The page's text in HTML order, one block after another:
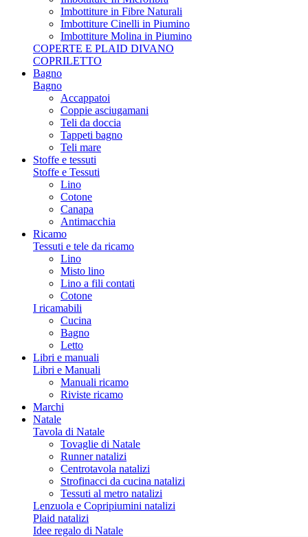
Imbottiture in Fibre Naturali
Imbottiture Cinelli in Piumino
Imbottiture Molina in Piumino
COPERTE E PLAID DIVANO
COPRILETTO
Bagno
Bagno
Accappatoi
Coppie asciugamani
Teli da doccia
Tappeti bagno
Teli mare
Stoffe e tessuti
Stoffe e Tessuti
Lino
Cotone
Canapa
Antimacchia
Ricamo
Tessuti e tele da ricamo
Lino
Misto lino
Lino a fili contati
Cotone
I ricamabili
Cucina
Bagno
Letto
Libri e manuali
Libri e Manuali
Manuali ricamo
Riviste ricamo
Marchi
Natale
Tavola di Natale
Tovaglie di Natale
Runner natalizi
Centrotavola natalizi
Strofinacci da cucina natalizi
Tessuti al metro natalizi
Lenzuola e Copripiumini natalizi
Plaid natalizi
Idee regalo di Natale